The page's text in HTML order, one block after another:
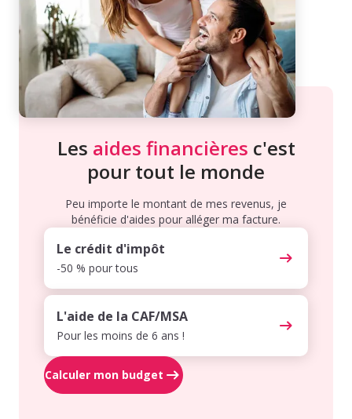
Les aides financières c'est
pour tout le monde
Peu importe le montant de mes revenus, je
bénéficie d'aides pour alléger ma facture.
Le crédit d'impôt
-50 % pour tous
L'aide de la CAF/MSA
Pour les moins de 6 ans !
Calculer mon budget